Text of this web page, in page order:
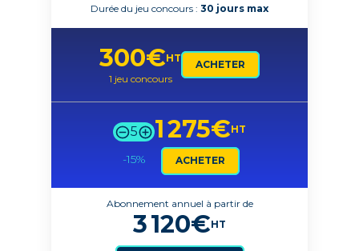
Durée du jeu concours : 30 jours max
300€HT
1 jeu concours
ACHETER
5
-15%
1 275€HT
ACHETER
Abonnement annuel à partir de
3 120€HT